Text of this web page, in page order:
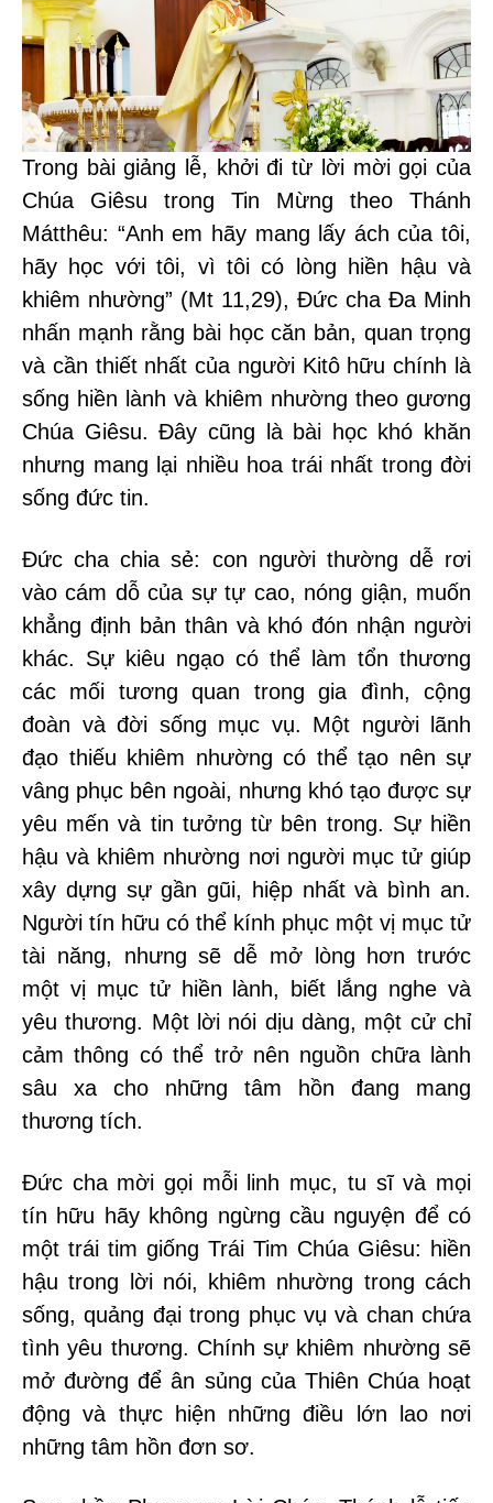
Trong bài giảng lễ, khởi đi từ lời mời gọi của
Chúa Giêsu trong Tin Mừng theo Thánh
Mátthêu: “Anh em hãy mang lấy ách của tôi,
hãy học với tôi, vì tôi có lòng hiền hậu và
khiêm nhường” (Mt 11,29), Đức cha Đa Minh
nhấn mạnh rằng bài học căn bản, quan trọng
và cần thiết nhất của người Kitô hữu chính là
sống hiền lành và khiêm nhường theo gương
Chúa Giêsu. Đây cũng là bài học khó khăn
nhưng mang lại nhiều hoa trái nhất trong đời
sống đức tin.
Đức cha chia sẻ: con người thường dễ rơi
vào cám dỗ của sự tự cao, nóng giận, muốn
khẳng định bản thân và khó đón nhận người
khác. Sự kiêu ngạo có thể làm tổn thương
các mối tương quan trong gia đình, cộng
đoàn và đời sống mục vụ. Một người lãnh
đạo thiếu khiêm nhường có thể tạo nên sự
vâng phục bên ngoài, nhưng khó tạo được sự
yêu mến và tin tưởng từ bên trong. Sự hiền
hậu và khiêm nhường nơi người mục tử giúp
xây dựng sự gần gũi, hiệp nhất và bình an.
Người tín hữu có thể kính phục một vị mục tử
tài năng, nhưng sẽ dễ mở lòng hơn trước
một vị mục tử hiền lành, biết lắng nghe và
yêu thương. Một lời nói dịu dàng, một cử chỉ
cảm thông có thể trở nên nguồn chữa lành
sâu xa cho những tâm hồn đang mang
thương tích.
Đức cha mời gọi mỗi linh mục, tu sĩ và mọi
tín hữu hãy không ngừng cầu nguyện để có
một trái tim giống Trái Tim Chúa Giêsu: hiền
hậu trong lời nói, khiêm nhường trong cách
sống, quảng đại trong phục vụ và chan chứa
tình yêu thương. Chính sự khiêm nhường sẽ
mở đường để ân sủng của Thiên Chúa hoạt
động và thực hiện những điều lớn lao nơi
những tâm hồn đơn sơ.